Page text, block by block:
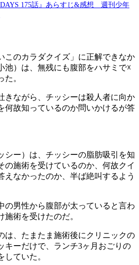
DAYS 175話』あらすじ&感想 週刊少年
このカラダクイズ」に正解できなか
池）は、無残にも腹部をハサミで☓
。
きながら、チッシーは殺人者に向か
何故知っているのか問いかけるが答
シー）は、チッシーの脂肪吸引を知
の施術を受けているのか、何故クイ
えなかったのか、半ば絶叫するよう
の男性から腹部が太っていると言わ
術を受けたのだ。
は、たまたま施術後にクリニックの
キーだけで、ランチ3ヶ月おごりの
していた。